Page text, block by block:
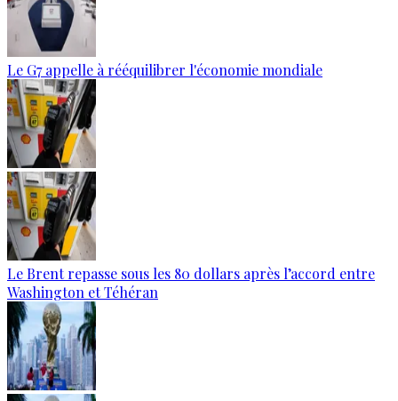
Le G7 appelle à rééquilibrer l'économie mondiale
Le Brent repasse sous les 80 dollars après l’accord entre
Washington et Téhéran